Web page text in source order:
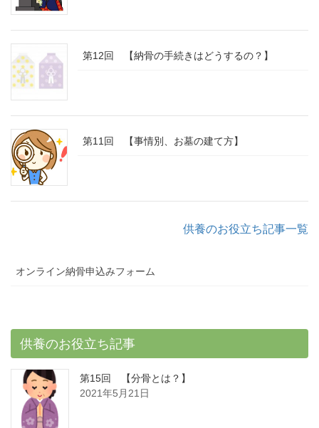
第12回 【納骨の手続きはどうするの？】
第11回 【事情別、お墓の建て方】
供養のお役立ち記事一覧
オンライン納骨申込みフォーム
供養のお役立ち記事
第15回 【分骨とは？】
2021年5月21日